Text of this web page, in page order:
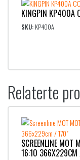
KINGPIN KP400A
SKU: KP400A
Relaterte
SCREENLINE MOT
16:10